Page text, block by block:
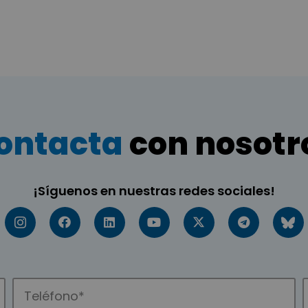
con
¡Síguenos en nuestras redes sociales!